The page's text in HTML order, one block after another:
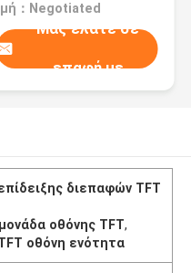
：Negotiated
Μας ελάτε σε
επαφή με
διεπαφών TFT
οθόνης TFT,
οθόνη ενότητα